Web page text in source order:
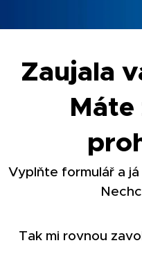
Zaujala
Máte
Vyplňte formulář a
Tak mi rovnou